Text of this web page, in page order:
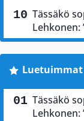
Tässäkö
Lehkonen:
Luetuimmat
Tässäkö
Lehkonen: